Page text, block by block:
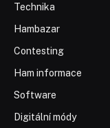
Technika
Hambazar
Contesting
Ham informace
Software
Digitální módy